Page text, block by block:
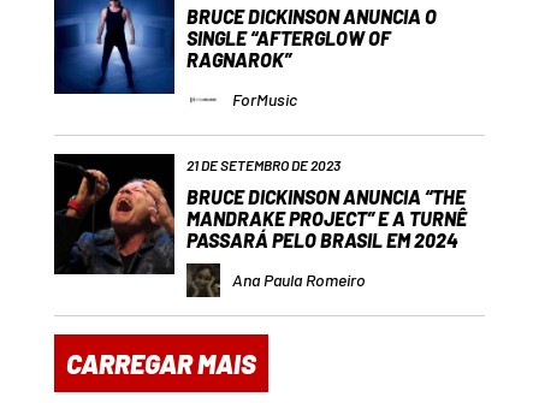
BRUCE DICKINSON ANUNCIA O
SINGLE “AFTERGLOW OF
RAGNAROK”
ForMusic
21 DE SETEMBRO DE 2023
BRUCE DICKINSON ANUNCIA “THE
MANDRAKE PROJECT” E A TURNÊ
PASSARÁ PELO BRASIL EM 2024
Ana Paula Romeiro
CARREGAR MAIS